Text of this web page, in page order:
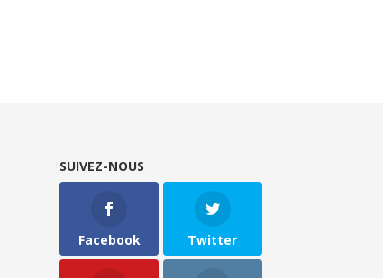
SUIVEZ-NOUS
Facebook Twitter